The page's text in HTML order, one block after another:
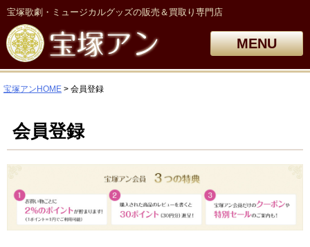
宝塚歌劇・ミュージカルグッズの販売＆買取り専門店
MENU
宝塚アンHOME 会員登録
会員登録